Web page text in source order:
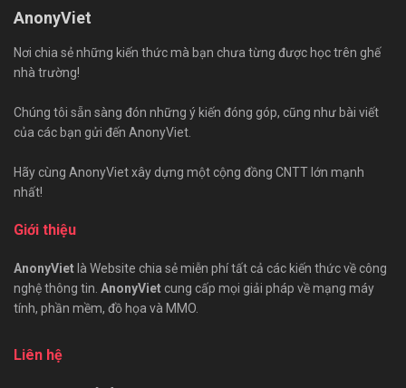
AnonyViet
Nơi chia sẻ những kiến thức mà bạn chưa từng được học trên ghế
nhà trường!
Chúng tôi sẵn sàng đón những ý kiến đóng góp, cũng như bài viết
của các bạn gửi đến AnonyViet.
Hãy cùng AnonyViet xây dựng một cộng đồng CNTT lớn mạnh
nhất!
Giới thiệu
AnonyViet là Website chia sẻ miễn phí tất cả các kiến thức về công
nghệ thông tin. AnonyViet cung cấp mọi giải pháp về mạng máy
tính, phần mềm, đồ họa và MMO.
Liên hệ